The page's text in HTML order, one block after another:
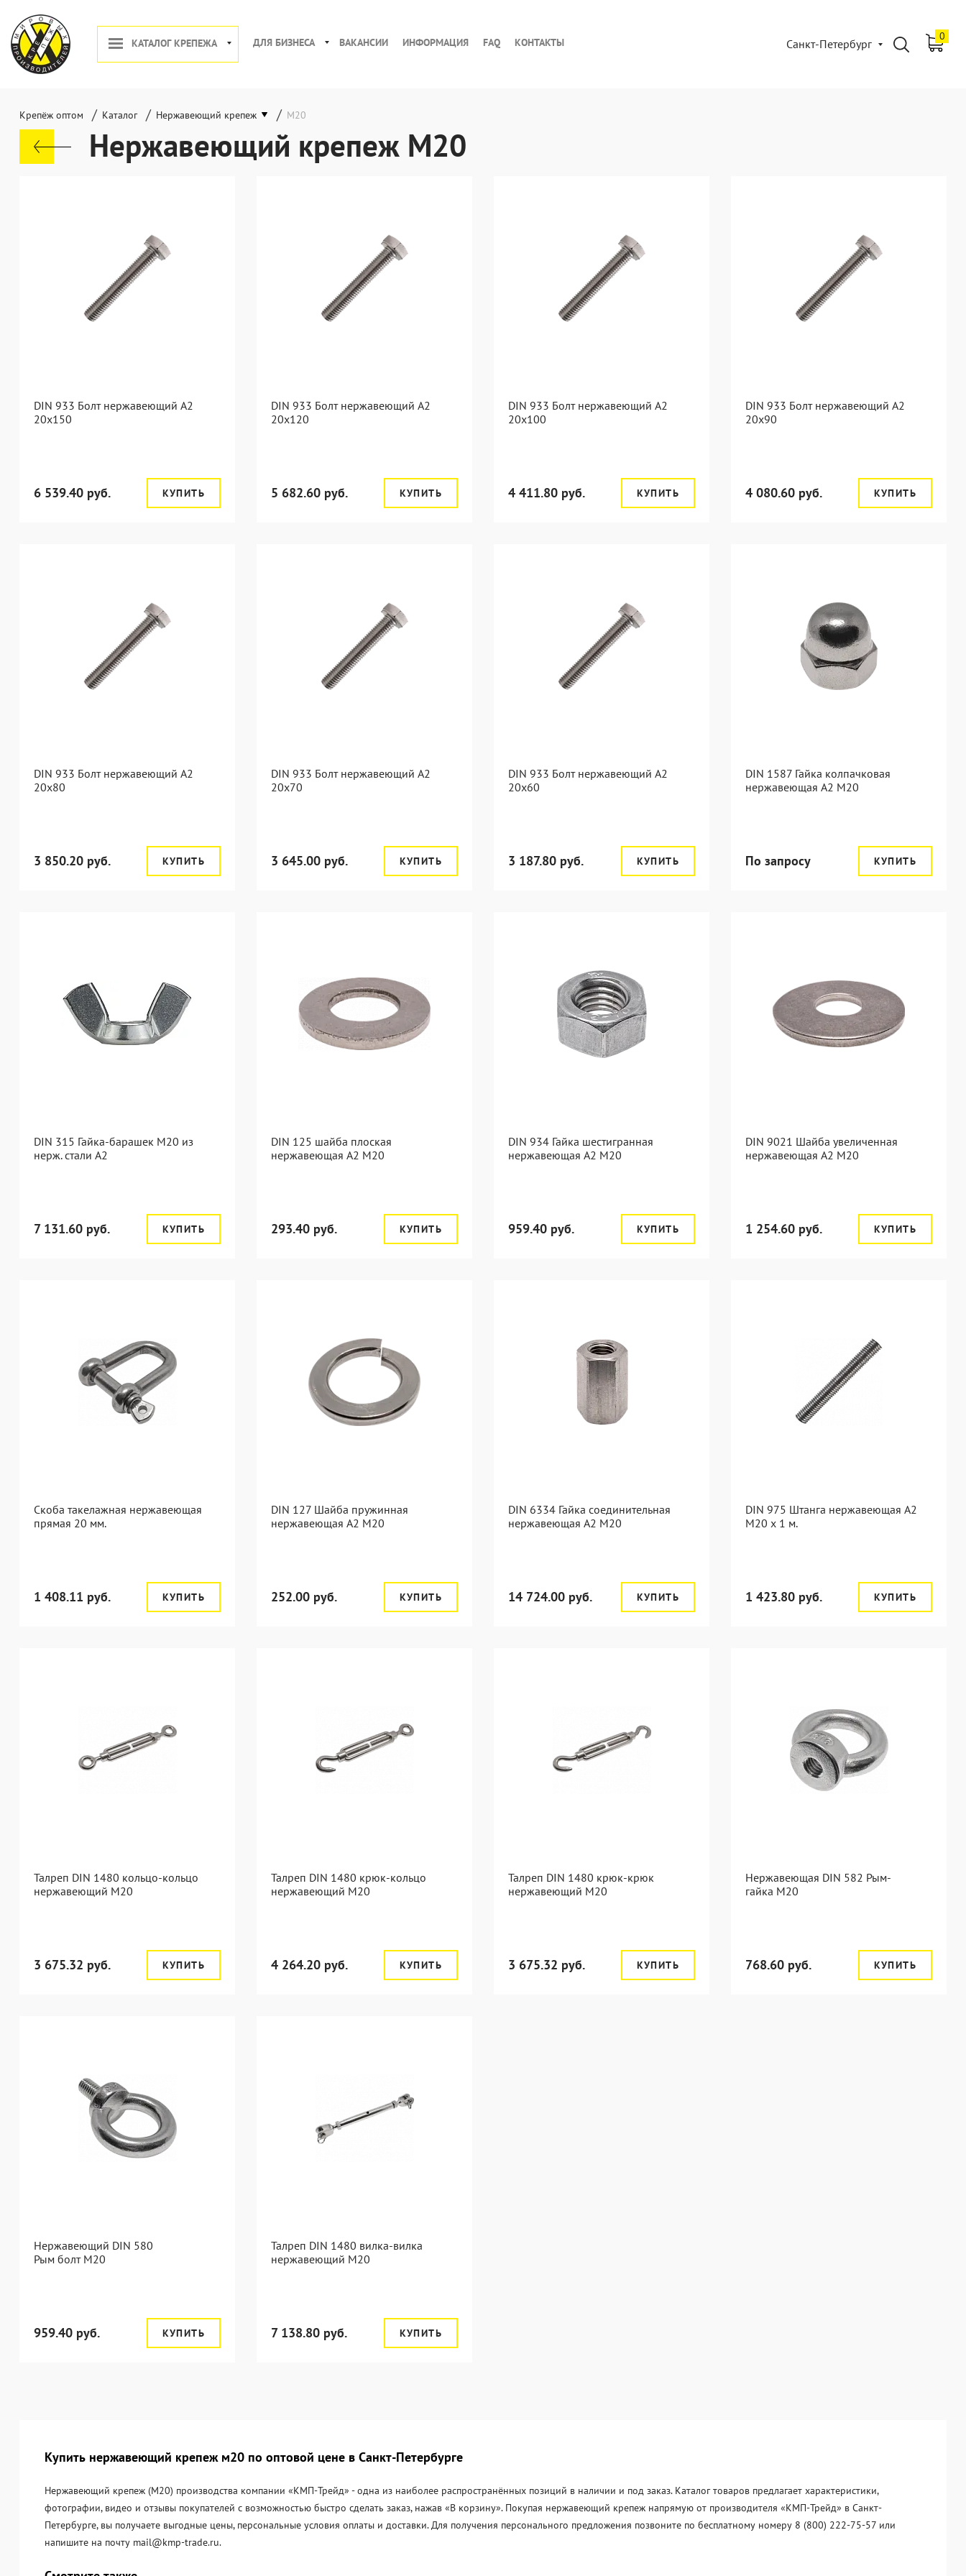
КАТАЛОГ КРЕПЕЖА ДЛЯ БИЗНЕСА ВАКАНСИИ ИНФОРМАЦИЯ FAQ КОНТАКТЫ Санкт-Петербург
0
Крепёж оптом / Каталог / Нержавеющий крепеж / М20
Нержавеющий крепеж М20
DIN 933 Болт нержавеющий А2
20х150
6 539.40 руб. КУПИТЬ
DIN 933 Болт нержавеющий А2
20х120
5 682.60 руб. КУПИТЬ
DIN 933 Болт нержавеющий А2
20х100
4 411.80 руб. КУПИТЬ
DIN 933 Болт нержавеющий А2
20х90
4 080.60 руб. КУПИТЬ
DIN 933 Болт нержавеющий А2
20х80
3 850.20 руб. КУПИТЬ
DIN 933 Болт нержавеющий А2
20х70
3 645.00 руб. КУПИТЬ
DIN 933 Болт нержавеющий А2
20х60
3 187.80 руб. КУПИТЬ
DIN 1587 Гайка колпачковая
нержавеющая А2 М20
По запросу КУПИТЬ
DIN 315 Гайка-барашек M20 из
нерж. стали A2
7 131.60 руб. КУПИТЬ
DIN 125 шайба плоская
нержавеющая А2 М20
293.40 руб. КУПИТЬ
DIN 934 Гайка шестигранная
нержавеющая А2 М20
959.40 руб. КУПИТЬ
DIN 9021 Шайба увеличенная
нержавеющая А2 М20
1 254.60 руб. КУПИТЬ
Скоба такелажная нержавеющая
прямая 20 мм.
1 408.11 руб. КУПИТЬ
DIN 127 Шайба пружинная
нержавеющая А2 М20
252.00 руб. КУПИТЬ
DIN 6334 Гайка соединительная
нержавеющая А2 М20
14 724.00 руб. КУПИТЬ
DIN 975 Штанга нержавеющая А2
М20 х 1 м.
1 423.80 руб. КУПИТЬ
Талреп DIN 1480 кольцо-кольцо
нержавеющий М20
3 675.32 руб. КУПИТЬ
Талреп DIN 1480 крюк-кольцо
нержавеющий М20
4 264.20 руб. КУПИТЬ
Талреп DIN 1480 крюк-крюк
нержавеющий М20
3 675.32 руб. КУПИТЬ
Нержавеющая DIN 582 Рым-
гайка М20
768.60 руб. КУПИТЬ
Нержавеющий DIN 580
Рым болт М20
959.40 руб. КУПИТЬ
Талреп DIN 1480 вилка-вилка
нержавеющий М20
7 138.80 руб. КУПИТЬ
Купить нержавеющий крепеж м20 по оптовой цене в Санкт-Петербурге
Нержавеющий крепеж (М20) производства компании «KМП-Трейд» - одна из наиболее распространённых позиций в наличии и под заказ. Каталог товаров предлагает характеристики,
фотографии, видео и отзывы покупателей с возможностью быстро сделать заказ, нажав «В корзину». Покупая нержавеющий крепеж напрямую от производителя «KМП-Трейд» в Санкт-
Петербурге, вы получаете выгодные цены, персональные условия оплаты и доставки. Для получения персонального предложения позвоните по бесплатному номеру 8 (800) 222-75-57 или
напишите на почту mail@kmp-trade.ru.